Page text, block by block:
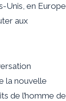
Unis, en Europe
aux
la nouvelle
de l’homme de